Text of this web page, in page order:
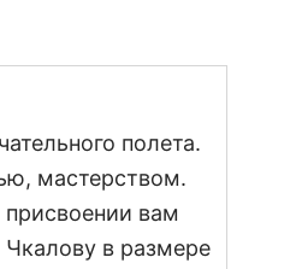
полета.
мастерством.
вам
в размере